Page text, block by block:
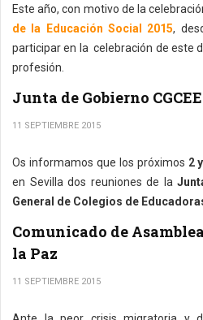
Este año, con motivo de la
de la Educación Social 2015,
participar en la celebración de este
profesión.
Junta de Gobierno
11 SEPTIEMBRE 2015
Os informamos que los próximos 2
en Sevilla dos reuniones de la
General de Colegios de
Comunicado de
la Paz
11 SEPTIEMBRE 2015